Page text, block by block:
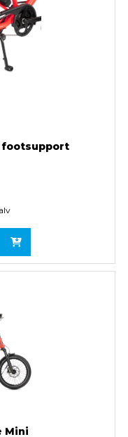
footsupport
Mini